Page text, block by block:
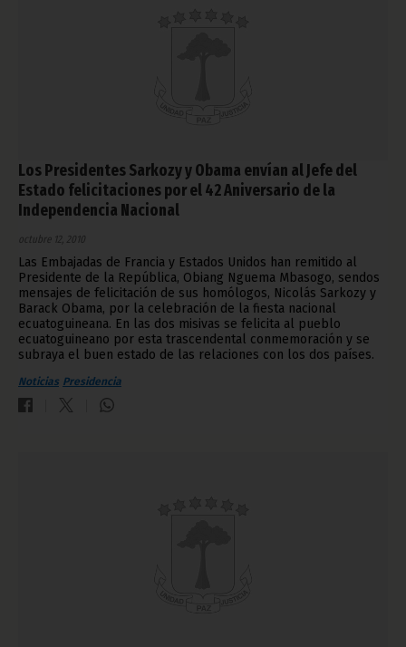
Los Presidentes Sarkozy y Obama envían al Jefe del
Estado felicitaciones por el 42 Aniversario de la
Independencia Nacional
octubre 12, 2010
Las Embajadas de Francia y Estados Unidos han remitido al
Presidente de la República, Obiang Nguema Mbasogo, sendos
mensajes de felicitación de sus homólogos, Nicolás Sarkozy y
Barack Obama, por la celebración de la fiesta nacional
ecuatoguineana. En las dos misivas se felicita al pueblo
ecuatoguineano por esta trascendental conmemoración y se
subraya el buen estado de las relaciones con los dos países.
Noticias Presidencia